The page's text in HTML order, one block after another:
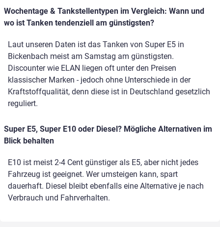
Wochentage & Tankstellentypen im Vergleich: Wann und
wo ist Tanken tendenziell am günstigsten?
Laut unseren Daten ist das Tanken von Super E5 in
Bickenbach meist am Samstag am günstigsten.
Discounter wie ELAN liegen oft unter den Preisen
klassischer Marken - jedoch ohne Unterschiede in der
Kraftstoffqualität, denn diese ist in Deutschland gesetzlich
reguliert.
Super E5, Super E10 oder Diesel? Mögliche Alternativen im
Blick behalten
E10 ist meist 2-4 Cent günstiger als E5, aber nicht jedes
Fahrzeug ist geeignet. Wer umsteigen kann, spart
dauerhaft. Diesel bleibt ebenfalls eine Alternative je nach
Verbrauch und Fahrverhalten.